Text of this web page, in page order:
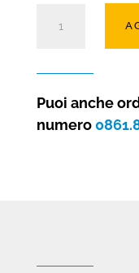
Mattone
(7
Puoi anche
numero